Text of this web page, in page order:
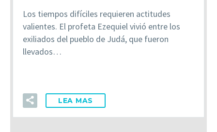
Los tiempos difíciles requieren actitudes
valientes. El profeta Ezequiel vivió entre los
exiliados del pueblo de Judá, que fueron
llevados…
LEA MAS